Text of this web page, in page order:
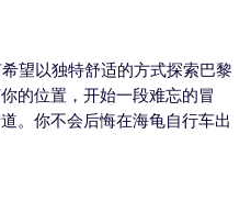
望以独特舒适的方式探索巴黎
的位置，开始一段难忘的冒
。你不会后悔在海龟自行车出